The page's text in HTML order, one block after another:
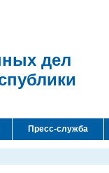
дел
Пресс-служба